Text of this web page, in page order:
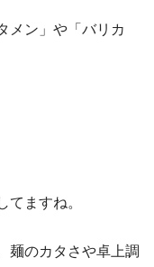
メン」や「バリカ
てますね。
麺のカタさや卓上調